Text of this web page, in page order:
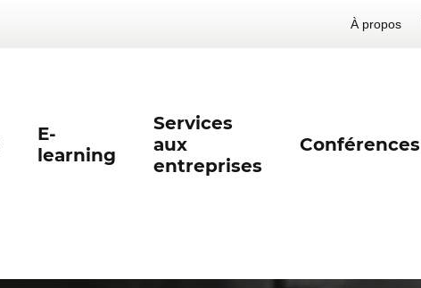
À propos
E-
learning
Services
aux
entreprises
Conférences